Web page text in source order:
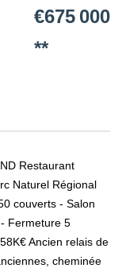
€675 000
**
Restaurant
Naturel Régional
couverts - Salon
Fermeture 5
Ancien relais de
cheminée